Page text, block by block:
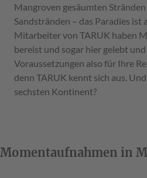
Mangroven gesäumten
Sandstränden – das Paradies ist
Mitarbeiter von TARUK haben
bereist und sogar hier gelebt
Voraussetzungen also für Ihre
denn TARUK kennt sich aus.
sechsten Kontinent?
Momentaufnahmen in